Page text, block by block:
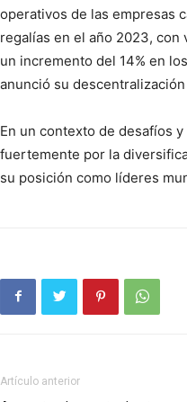
operativos de las empresas
regalías en el año 2023, con
un incremento del 14% en
anunció su
En un contexto de desafíos
fuertemente por la
su posición como líderes
Artículo anterior